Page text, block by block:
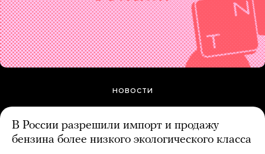
НОВОСТИ
В России разрешили импорт и продажу
бензина более низкого экологического класса